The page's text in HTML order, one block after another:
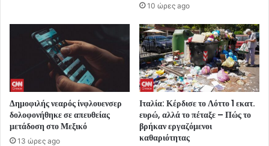
10 ώρες ago
Δημοφιλής νεαρός ίνφλουενσερ
δολοφονήθηκε σε απευθείας
μετάδοση στο Μεξικό
13 ώρες ago
Ιταλία: Κέρδισε το Λόττο 1 εκατ.
ευρώ, αλλά το πέταξε – Πώς το
βρήκαν εργαζόμενοι
καθαριότητας